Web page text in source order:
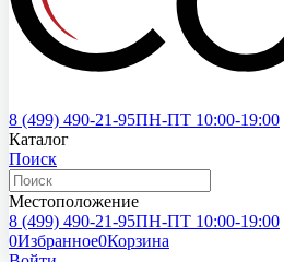
8 (499) 490-21-95ПН-ПТ 10:00-19:00
Каталог
Поиск
Местоположение
8 (499) 490-21-95ПН-ПТ 10:00-19:00
0Избранное0Корзина